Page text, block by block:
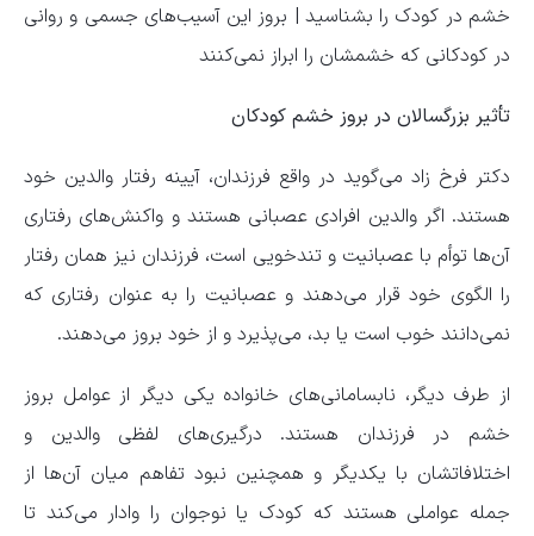
خشم در کودک را بشناسید | بروز این آسیب‌های جسمی و روانی
در کودکانی که خشمشان را ابراز نمی‌کنند
تأثیر بزرگسالان در بروز خشم کودکان
دکتر فرخ زاد می‌گوید در واقع فرزندان، آیینه رفتار والدین خود
هستند. اگر والدین افرادی عصبانی هستند و واکنش‌های رفتاری
آن‌ها توأم با عصبانیت و تندخویی است، فرزندان نیز همان رفتار
را الگوی خود قرار می‌دهند و عصبانیت را به عنوان رفتاری که
نمی‌دانند خوب است یا بد، می‌پذیرد و از خود بروز می‌دهند.
از طرف دیگر، نابسامانی‌های خانواده یکی دیگر از عوامل بروز
خشم در فرزندان هستند. درگیری‌های لفظی والدین و
اختلافاتشان با یکدیگر و همچنین نبود تفاهم میان آن‌ها از
جمله عواملی هستند که کودک یا نوجوان را وادار می‌کند تا